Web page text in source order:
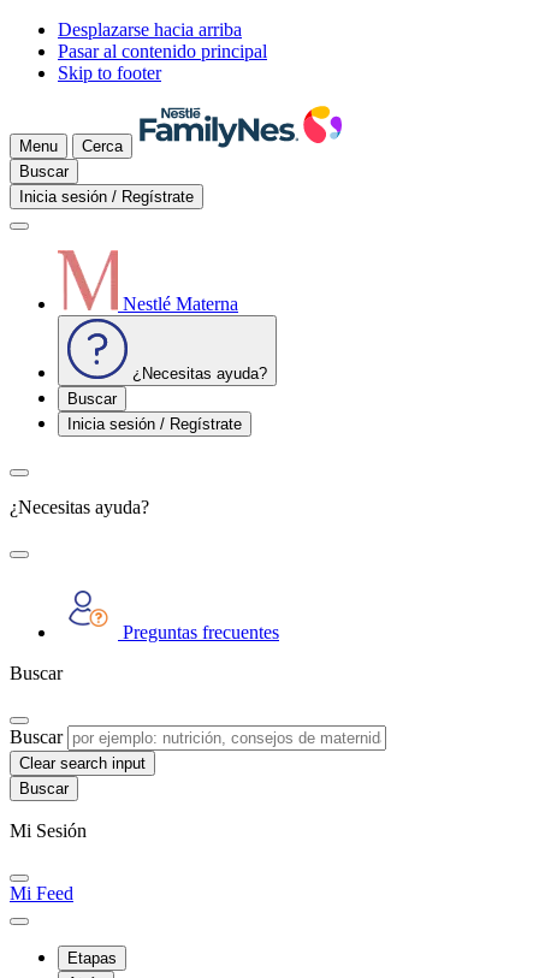
Desplazarse hacia arriba
Pasar al contenido principal
Skip to footer
Menu
Cerca
Buscar
Inicia sesión / Regístrate
Nestlé Materna
¿Necesitas ayuda?
Buscar
Inicia sesión / Regístrate
¿Necesitas ayuda?
Preguntas frecuentes
Buscar
Buscar
Clear search input
Mi Sesión
Mi Feed
Etapas